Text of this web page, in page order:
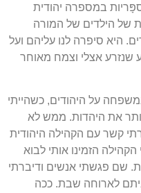
במספרה יהודית
של הילדים של המורה
היא סיפרה לנו עליהם ועל
שנזרע אצלי וצמח מאוחר
על היהודים, כשהייתי
יותר את היהדות. ממש לא
קשר עם הקהילה היהודית
הזמינו אותי לבוא
שם פגשתי אנשים ודיברתי
לארוחה שבת. ככה